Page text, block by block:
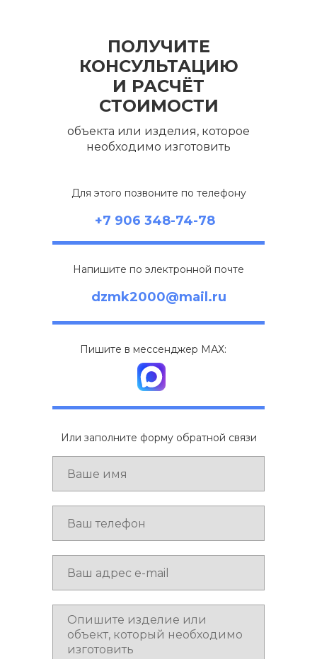
ПОЛУЧИТЕ
КОНСУЛЬТАЦИЮ
И РАСЧЁТ
СТОИМОСТИ
объекта или изделия, которое
необходимо изготовить
Для этого позвоните по телефону
+7 906 348-74-78
Напишите по электронной почте
dzmk2000@mail.ru
Или заполните форму обратной связи
Пишите в мессенджер МАХ: